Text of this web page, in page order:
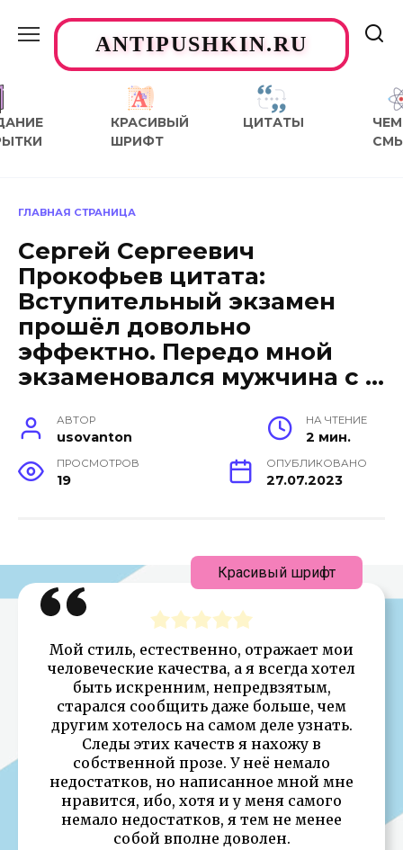
содержаниюANTIPUSHKIN.RU
КРАСИВЫЙ
ШРИФТ
ЦИТАТЫ
ЧЕМ
ГЛАВНАЯ СТРАНИЦА
Сергей Сергеевич
Прокофьев цитата:
Вступительный экзамен
прошёл довольно
эффектно. Передо мной
экзаменовался мужчина с …
АВТОР
usovanton
НА ЧТЕНИЕ
2 мин.
ПРОСМОТРОВ
19
ОПУБЛИКОВАНО
27.07.2023
Мой стиль, естественно, отражает мои
человеческие качества, а я всегда хотел
быть искренним, непредвзятым,
старался сообщить даже больше, чем
другим хотелось на самом деле узнать.
Следы этих качеств я нахожу в
собственной прозе. У неё немало
недостатков, но написанное мной мне
нравится, ибо, хотя и у меня самого
немало недостатков, я тем не менее
собой вполне доволен.
Красивый шрифт